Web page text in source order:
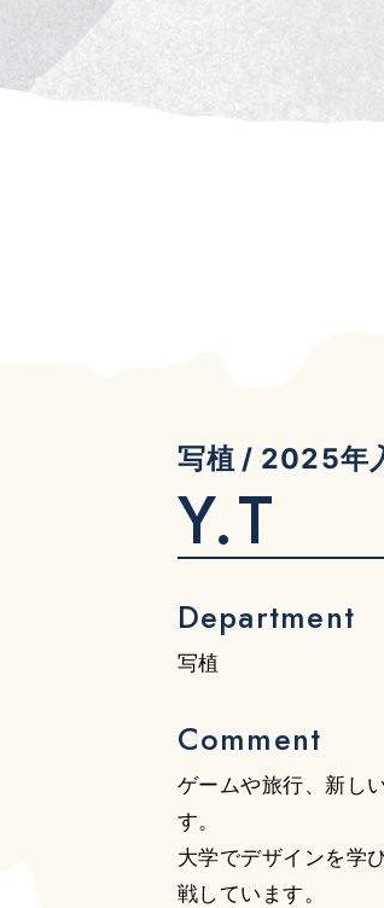
Q&A
よくある質問
写植 2025年
Y.T
Department
写植
Comment
ゲームや旅行、新し
す。
大学でデザインを学
戦しています。